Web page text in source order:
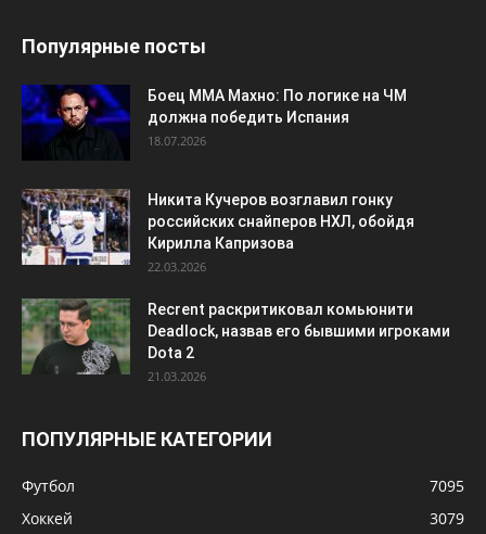
Популярные посты
Боец ММА Махно: По логике на ЧМ
должна победить Испания
18.07.2026
Никита Кучеров возглавил гонку
российских снайперов НХЛ, обойдя
Кирилла Капризова
22.03.2026
Recrent раскритиковал комьюнити
Deadlock, назвав его бывшими игроками
Dota 2
21.03.2026
ПОПУЛЯРНЫЕ КАТЕГОРИИ
Футбол
7095
Хоккей
3079